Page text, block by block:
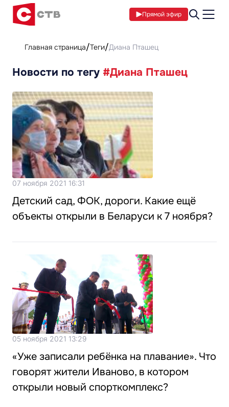
Прямой эфир
Главная страница Теги Диана Пташец
Новости по тегу #Диана Пташец
07 ноября 2021 16:31
Детский сад, ФОК, дороги. Какие ещё
объекты открыли в Беларуси к 7 ноября?
05 ноября 2021 13:29
«Уже записали ребёнка на плавание». Что
говорят жители Иваново, в котором
открыли новый спорткомплекс?